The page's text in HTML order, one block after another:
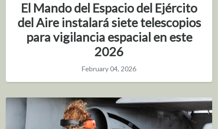
El Mando del Espacio del Ejército
del Aire instalará siete telescopios
para vigilancia espacial en este
2026
February 04, 2026